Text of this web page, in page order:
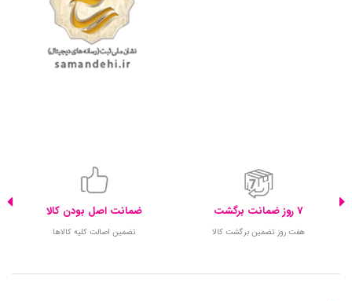
7 روز ضمانت برگشت
هفت روز تضمین برگشت کالا
ضمانت اصل بودن کالا
تضمین اصالت کلیه کالاها